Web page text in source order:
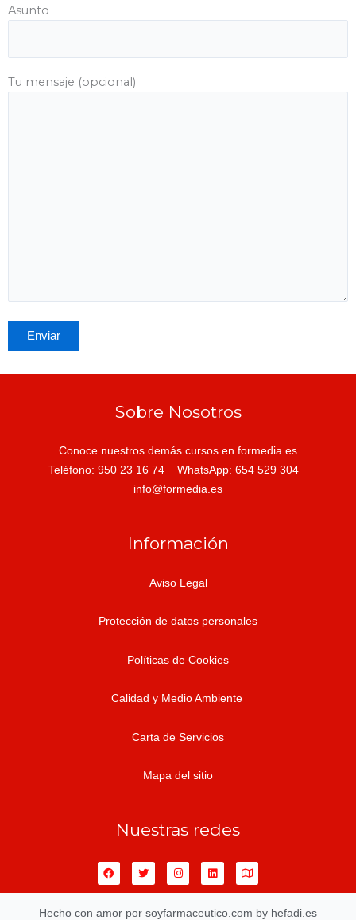
Asunto
Tu mensaje (opcional)
Sobre Nosotros
Conoce nuestros demás cursos en formedia.es
Teléfono: 950 23 16 74 WhatsApp: 654 529 304
info@formedia.es
Información
Aviso Legal
Protección de datos personales
Políticas de Cookies
Calidad y Medio Ambiente
Carta de Servicios
Mapa del sitio
Nuestras redes
F
a
c
e
o
T
w
i
t
e
I
n
s
t
g
L
i
n
k
d
M
a
p
Hecho con amor por soyfarmaceutico.com by hefadi.es